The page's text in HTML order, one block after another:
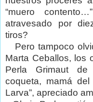
“muero
atravesado por
tiros?
Pero tampoco
Marta Ceballos, los
Perla Grimaut
coqueta, mamá
Larva”, apreciado